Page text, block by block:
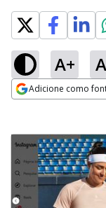
A+
Adicione como